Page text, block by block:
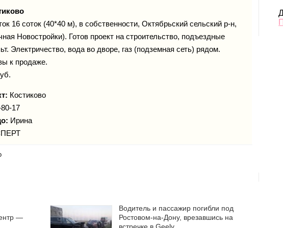
16 соток (40*40 м), в собственности, Октябрьский сельский р-н,
Новостройки). Готов проект на строительство, подъездные
Электричество, вода во дворе, газ (подземная сеть) рядом.
к продаже.
Костиково
17
Ирина
—
Водитель и пассажир погибли под
Ростовом-на-Дону, врезавшись на